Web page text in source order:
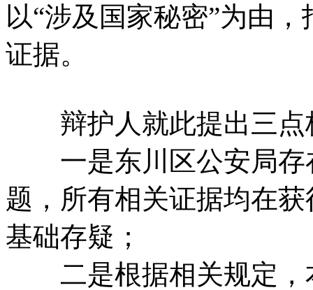
以“涉及国家秘密”为由
证据。
辩护人就此提出三点
一是东川区公安局存
题，所有相关证据均在
基础存疑；
二是根据相关规定，